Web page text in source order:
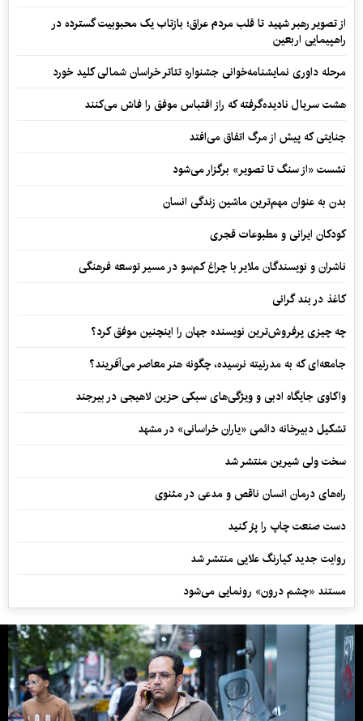
از تصویر رهبر شهید تا قلب مردم عراق؛ بازتاب یک محبوبیت گسترده در
راهپیمایی اربعین
مرحله داوری نمایشنامه‌خوانی جشنواره تئاتر خراسان شمالی کلید خورد
هشت سریال نادیده‌گرفته که راز اقتباس موفق را فاش می‌کنند
جنایتی که پیش از مرگ اتفاق می‌افتد
نشست «از سنگ تا تصویر» برگزار می‌شود
بدن به عنوان مهم‌ترین ماشین زندگی انسان
کودکان ایرانی و مطبوعات قجری
ناشران و نویسندگان ملایر با چراغ کم‌سو در مسیر توسعه فرهنگی
کاغذ در بند گرانی
چه چیزی پرفروش‌ترین نویسنده جهان را اینچنین موفق کرد؟
جامعه‌ای که به مدرنیته نرسیده، چگونه هنر معاصر می‌آفریند؟
واکاوی جایگاه ادبی و ویژگی‌های سبکی حزین لاهیجی در بیرجند
تشکیل دبیرخانه دائمی «یاران خراسانی» در مشهد
سخت ولی شیرین منتشر شد
راه‌های درمان انسان ناقص و مدعی در مثنوی
دست صنعت چاپ را پرُ کنید
روایت جدید کیارنگ علایی منتشر شد
مستند «چشم درون» رونمایی می‌شود